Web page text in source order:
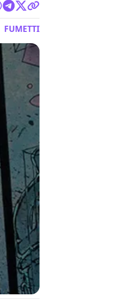
FUMETTI